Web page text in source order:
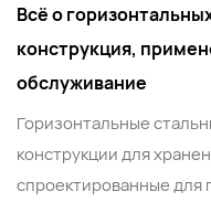
Всё о
конструкция,
обслуживание
Горизонтальные
конструкции для
спроектированные